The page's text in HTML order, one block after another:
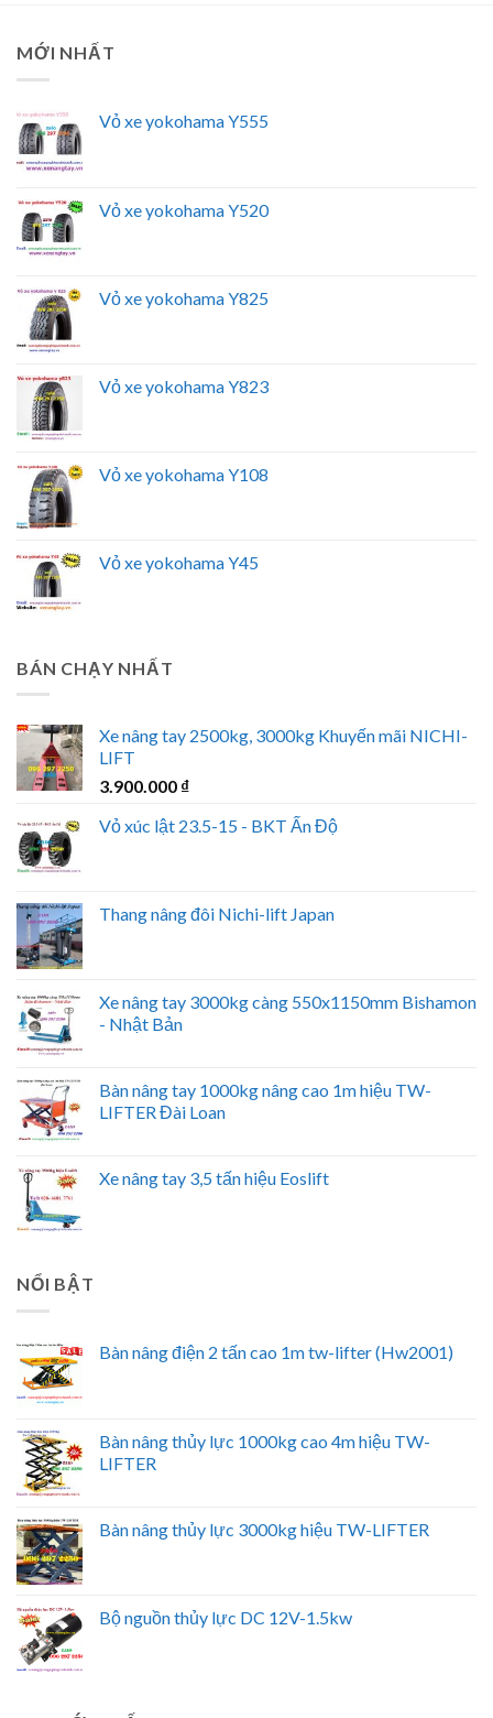
MỚI NHẤT
Vỏ xe yokohama Y555
Vỏ xe yokohama Y520
Vỏ xe yokohama Y825
Vỏ xe yokohama Y823
Vỏ xe yokohama Y108
Vỏ xe yokohama Y45
BÁN CHẠY NHẤT
Xe nâng tay 2500kg, 3000kg Khuyến mãi NICHI-
LIFT
3.900.000 ₫
Vỏ xúc lật 23.5-15 - BKT Ấn Độ
Thang nâng đôi Nichi-lift Japan
Xe nâng tay 3000kg càng 550x1150mm Bishamon
- Nhật Bản
Bàn nâng tay 1000kg nâng cao 1m hiệu TW-
LIFTER Đài Loan
Xe nâng tay 3,5 tấn hiệu Eoslift
NỔI BẬT
Bàn nâng điện 2 tấn cao 1m tw-lifter (Hw2001)
Bàn nâng thủy lực 1000kg cao 4m hiệu TW-
LIFTER
Bàn nâng thủy lực 3000kg hiệu TW-LIFTER
Bộ nguồn thủy lực DC 12V-1.5kw